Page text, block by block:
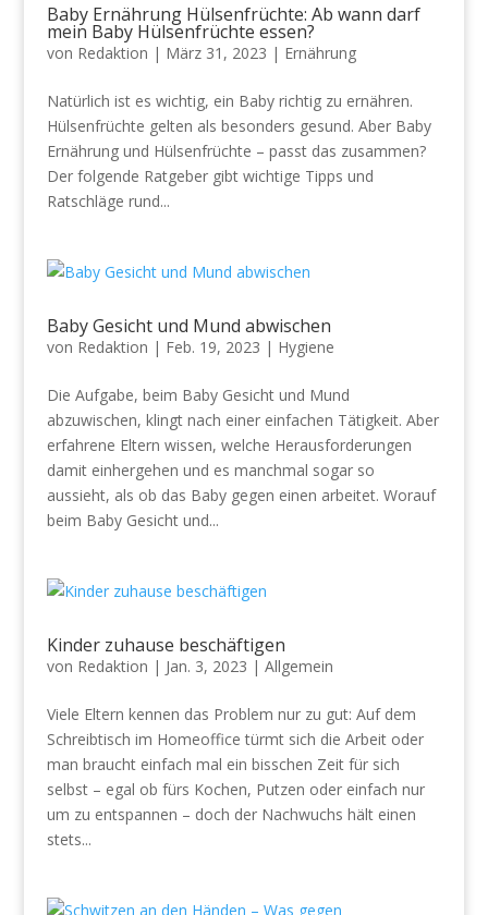
Baby Ernährung Hülsenfrüchte: Ab wann darf
mein Baby Hülsenfrüchte essen?
von Redaktion | März 31, 2023 | Ernährung
Natürlich ist es wichtig, ein Baby richtig zu ernähren.
Hülsenfrüchte gelten als besonders gesund. Aber Baby
Ernährung und Hülsenfrüchte – passt das zusammen?
Der folgende Ratgeber gibt wichtige Tipps und
Ratschläge rund...
Baby Gesicht und Mund abwischen
von Redaktion | Feb. 19, 2023 | Hygiene
Die Aufgabe, beim Baby Gesicht und Mund
abzuwischen, klingt nach einer einfachen Tätigkeit. Aber
erfahrene Eltern wissen, welche Herausforderungen
damit einhergehen und es manchmal sogar so
aussieht, als ob das Baby gegen einen arbeitet. Worauf
beim Baby Gesicht und...
Kinder zuhause beschäftigen
von Redaktion | Jan. 3, 2023 | Allgemein
Viele Eltern kennen das Problem nur zu gut: Auf dem
Schreibtisch im Homeoffice türmt sich die Arbeit oder
man braucht einfach mal ein bisschen Zeit für sich
selbst – egal ob fürs Kochen, Putzen oder einfach nur
um zu entspannen – doch der Nachwuchs hält einen
stets...